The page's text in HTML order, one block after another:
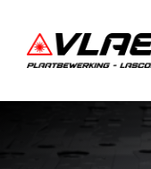
naar
inhoud